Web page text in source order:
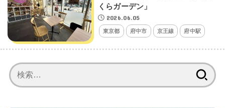
くらガーデン」
2026.06.05
東京都 府中市 京王線 府中駅
索: